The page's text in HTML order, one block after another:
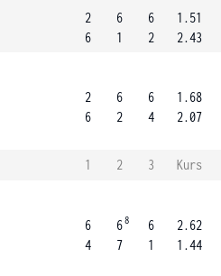
2
6
6
1
6
2
1.51
2.43
2
6
6
2
6
4
1.68
2.07
1 2 3
Kurs
6
4
68
7
6
1
2.62
1.44